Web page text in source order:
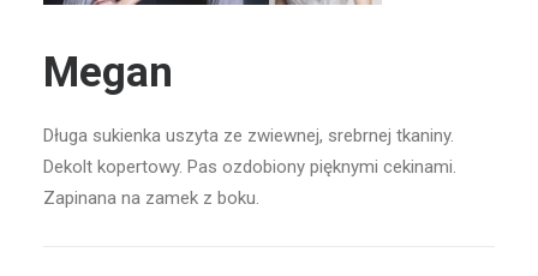
Megan
Długa sukienka uszyta ze zwiewnej, srebrnej tkaniny.
Dekolt kopertowy. Pas ozdobiony pięknymi cekinami.
Zapinana na zamek z boku.